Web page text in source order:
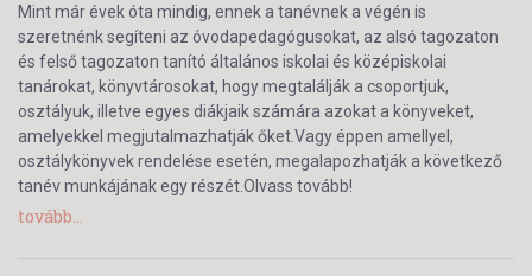
Mint már évek óta mindig, ennek a tanévnek a végén is
szeretnénk segíteni az óvodapedagógusokat, az alsó tagozaton
és felső tagozaton tanító általános iskolai és középiskolai
tanárokat, könyvtárosokat, hogy megtalálják a csoportjuk,
osztályuk, illetve egyes diákjaik számára azokat a könyveket,
amelyekkel megjutalmazhatják őket.Vagy éppen amellyel,
osztálykönyvek rendelése esetén, megalapozhatják a következő
tanév munkájának egy részét.Olvass tovább!
tovább...